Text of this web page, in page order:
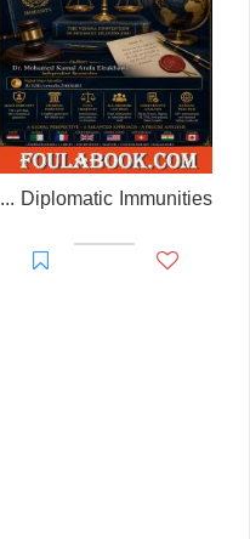
EL-RAKHAWI MONOGRAPH on Diplomatic Immunities